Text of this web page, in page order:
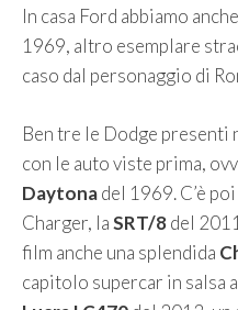
In casa Ford abbiamo
1969, altro esemplare
caso dal personaggio di
Ben tre le Dodge presenti
con le auto viste prima,
Daytonadel 1969. C’è
Charger, laSRT/8del
film anche una splendida
capitolo supercar in salsa